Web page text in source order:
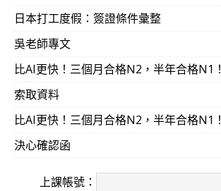
日本打工度假：簽證條件彙整
吳老師專文
比AI更快！三個月合格N2，半年合格N1！
索取資料
比AI更快！三個月合格N2，半年合格N1！
決心確認函
上課帳號：